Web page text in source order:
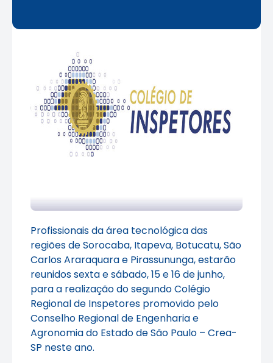
Profissionais da área tecnológica das
regiões de Sorocaba, Itapeva, Botucatu, São
Carlos Araraquara e Pirassununga, estarão
reunidos sexta e sábado, 15 e 16 de junho,
para a realização do segundo Colégio
Regional de Inspetores promovido pelo
Conselho Regional de Engenharia e
Agronomia do Estado de São Paulo – Crea-
SP neste ano.